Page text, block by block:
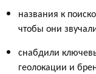
названия к
чтобы они
снабдили
геолокации и